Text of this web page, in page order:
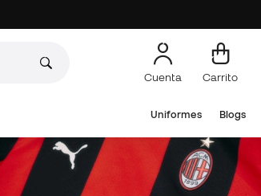
Cuenta Carrito
Uniformes Blogs